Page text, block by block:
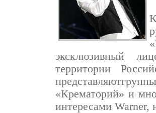
эксклюзивный
территории
«Крематорий» и
интересами Warner,